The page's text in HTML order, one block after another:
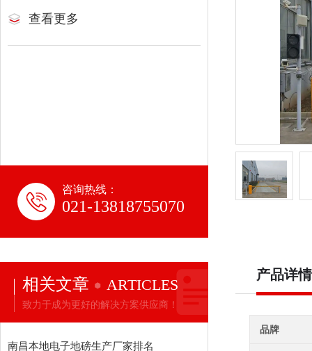
查看更多
咨询热线：
021-13818755070
相关文章 ARTICLES
致力于成为更好的解决方案供应商！
南昌本地电子地磅生产厂家排名
产品详情
品牌